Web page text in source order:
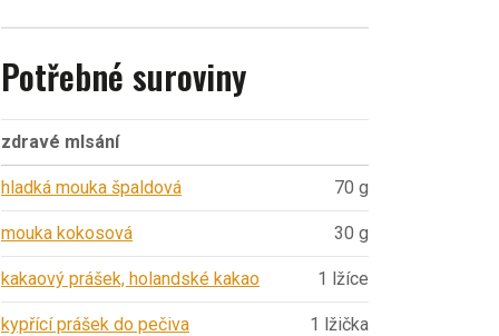
Potřebné suroviny
zdravé mlsání
hladká mouka špaldová 70 g
mouka kokosová 30 g
kakaový prášek, holandské kakao 1 lžíce
kypřící prášek do pečiva 1 lžička